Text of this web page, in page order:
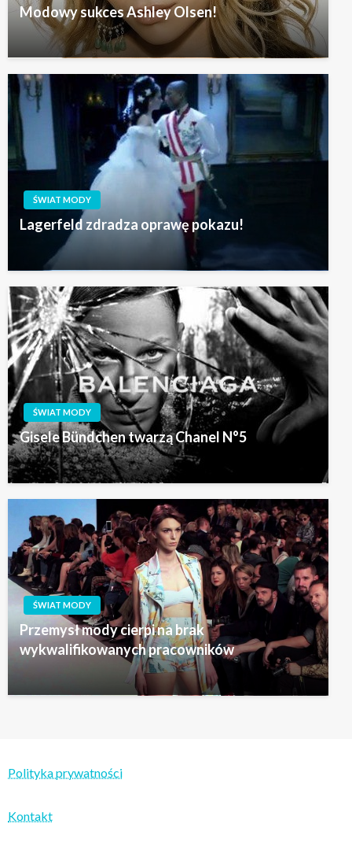
Modowy sukces Ashley Olsen!
ŚWIAT MODY
Lagerfeld zdradza oprawę pokazu!
ŚWIAT MODY
Gisele Bündchen twarzą Chanel N°5
ŚWIAT MODY
Przemysł mody cierpi na brak
wykwalifikowanych pracowników
Polityka prywatności
Kontakt